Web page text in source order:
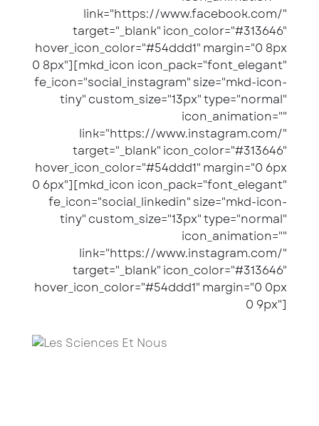
link="https://www.facebook.com/"
target="_blank" icon_color="#313646"
hover_icon_color="#54ddd1" margin="0 8px
0 8px"][mkd_icon icon_pack="font_elegant"
fe_icon="social_instagram" size="mkd-icon-
tiny" custom_size="13px" type="normal"
icon_animation=""
link="https://www.instagram.com/"
target="_blank" icon_color="#313646"
hover_icon_color="#54ddd1" margin="0 6px
0 6px"][mkd_icon icon_pack="font_elegant"
fe_icon="social_linkedin" size="mkd-icon-
tiny" custom_size="13px" type="normal"
icon_animation=""
link="https://www.instagram.com/"
target="_blank" icon_color="#313646"
hover_icon_color="#54ddd1" margin="0 0px
0 9px"]